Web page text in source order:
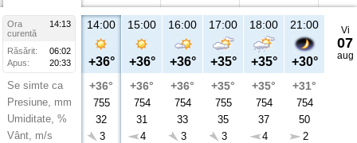
Ora
14:13
curentă
Răsărit:
06:02
Apus:
20:33
Se simte ca
Presiune, mm
Umiditate, %
Vânt, m/s
14:00
+36°
+36°
755
32
3
15:00
+36°
+36°
754
31
4
16:00
+36°
+36°
754
33
3
17:00
+35°
+35°
755
35
3
18:00
+35°
+35°
754
37
4
21:00
+30°
+31°
754
50
2
Vi
07
aug